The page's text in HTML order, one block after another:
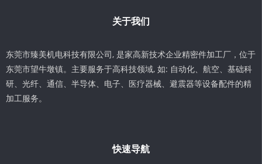
关于我们
东莞市臻美机电科技有限公司, 是家高新技术企业精密件加工厂，位于
东莞市望牛墩镇。主要服务于高科技领域, 如: 自动化、航空、基础科
研、光纤、通信、半导体、电子、医疗器械、避震器等设备配件的精
加工服务。
快速导航